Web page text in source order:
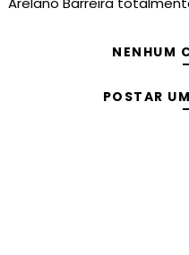
NENHUM
POSTAR